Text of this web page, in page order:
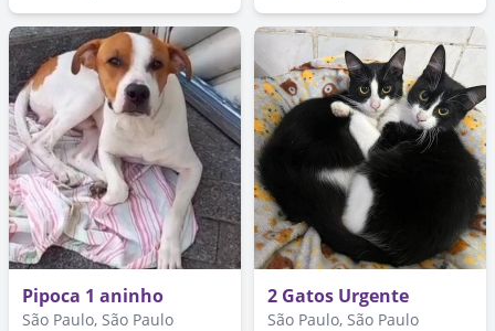
Pipoca 1 aninho
São Paulo, São Paulo
2 Gatos Urgente
São Paulo, São Paulo